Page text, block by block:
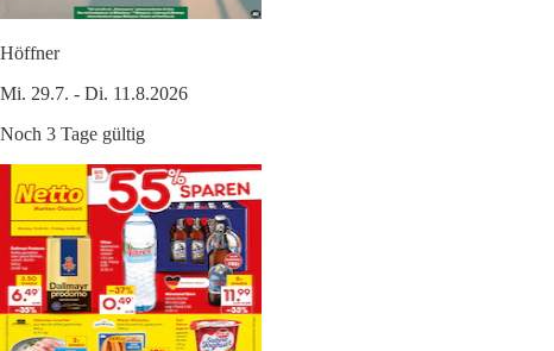
Höffner
Mi. 29.7. - Di. 11.8.2026
Noch 3 Tage gültig